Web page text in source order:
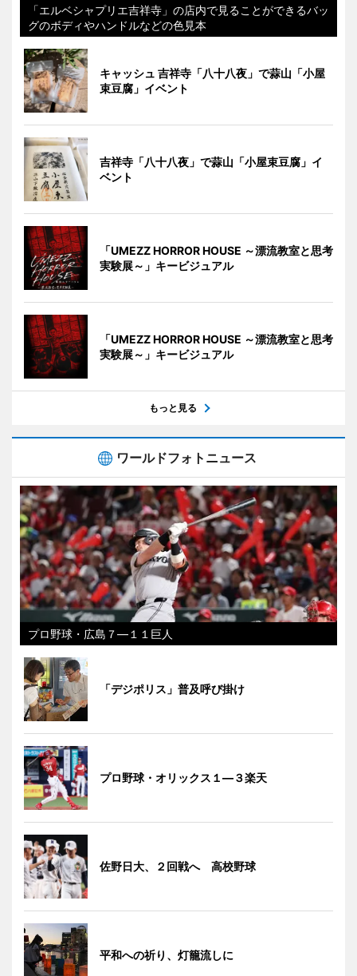
「エルベシャプリエ吉祥寺」の店内で見ることができるバッ
グのボディやハンドルなどの色見本
キャッシュ 吉祥寺「八十八夜」で蒜山「小屋
束豆腐」イベント
吉祥寺「八十八夜」で蒜山「小屋束豆腐」イ
ベント
「UMEZZ HORROR HOUSE ～漂流教室と思考
実験展～」キービジュアル
「UMEZZ HORROR HOUSE ～漂流教室と思考
実験展～」キービジュアル
もっと見る
ワールドフォトニュース
プロ野球・広島７―１１巨人
「デジポリス」普及呼び掛け
プロ野球・オリックス１―３楽天
佐野日大、２回戦へ 高校野球
平和への祈り、灯籠流しに